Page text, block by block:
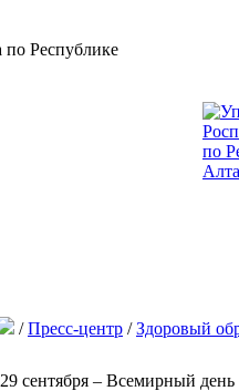
/Пресс-центр /Здоровый
29 сентября – Всемирный день